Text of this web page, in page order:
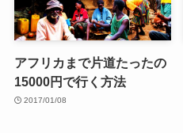
アフリカまで片道たったの
15000円で行く方法
2017/01/08